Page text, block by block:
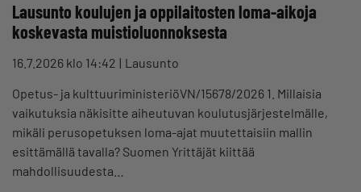
Lausunto koulujen ja oppilaitosten loma-aikoja
koskevasta muistioluonnoksesta
16.7.2026 klo 14:42
Lausunto
Opetus- ja kulttuuriministeriöVN/15678/2026 1. Millaisia
vaikutuksia näkisitte aiheutuvan koulutusjärjestelmälle,
mikäli perusopetuksen loma-ajat muutettaisiin mallin
esittämällä tavalla? Suomen Yrittäjät kiittää
mahdollisuudesta…